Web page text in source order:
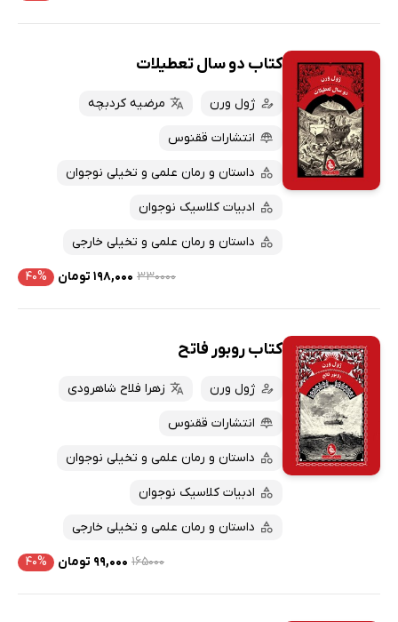
کتاب دو سال تعطیلات
ژول ورن مرضیه کردبچه
انتشارات ققنوس
داستان و رمان علمی و تخیلی نوجوان
ادبیات کلاسیک نوجوان
داستان و رمان علمی و تخیلی خارجی
۳۳۰۰۰۰ ۱۹۸,۰۰۰ تومان ۴۰%
کتاب روبور فاتح
ژول ورن زهرا فلاح شاهرودی
انتشارات ققنوس
داستان و رمان علمی و تخیلی نوجوان
ادبیات کلاسیک نوجوان
داستان و رمان علمی و تخیلی خارجی
۱۶۵۰۰۰ ۹۹,۰۰۰ تومان ۴۰%